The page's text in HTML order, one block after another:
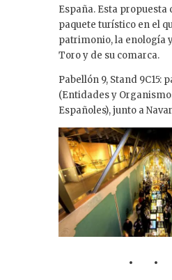
España. Esta propuesta
paquete turístico en el
patrimonio, la enología
Toro y de su comarca.
Pabellón 9, Stand 9C15:
(Entidades y
Españoles), junto a